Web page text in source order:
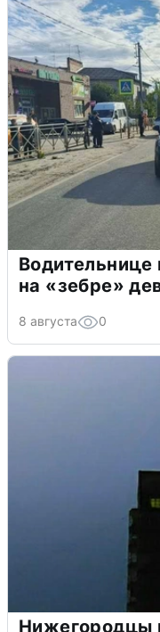
Водительнице
на «зебре»
8 августа 0
Нижегородцы